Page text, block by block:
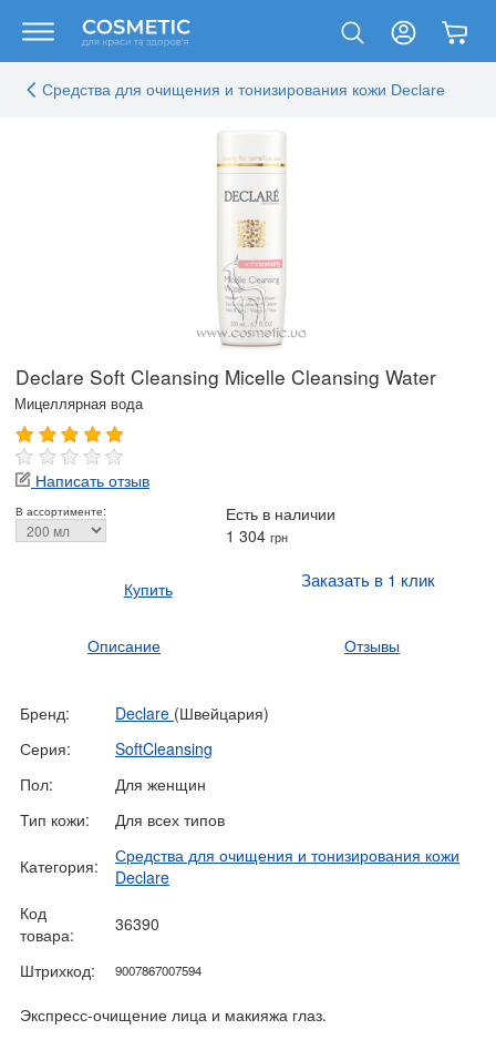
Средства для очищения и тонизирования кожи Declare
Declare Soft Cleansing Micelle Cleansing Water
Мицеллярная вода
Написать отзыв
В ассортименте:
Есть в наличии
1 304 грн
Купить Заказать в 1 клик
Описание Отзывы
Бренд: Declare (Швейцария)
Серия:
SoftCleansing
Пол:
Для женщин
Тип кожи:
Для всех типов
Категория:
Средства для очищения и тонизирования кожи
Declare
Код
товара:
36390
Штрихкод: 9007867007594
Экспресс-очищение лица и макияжа глаз.